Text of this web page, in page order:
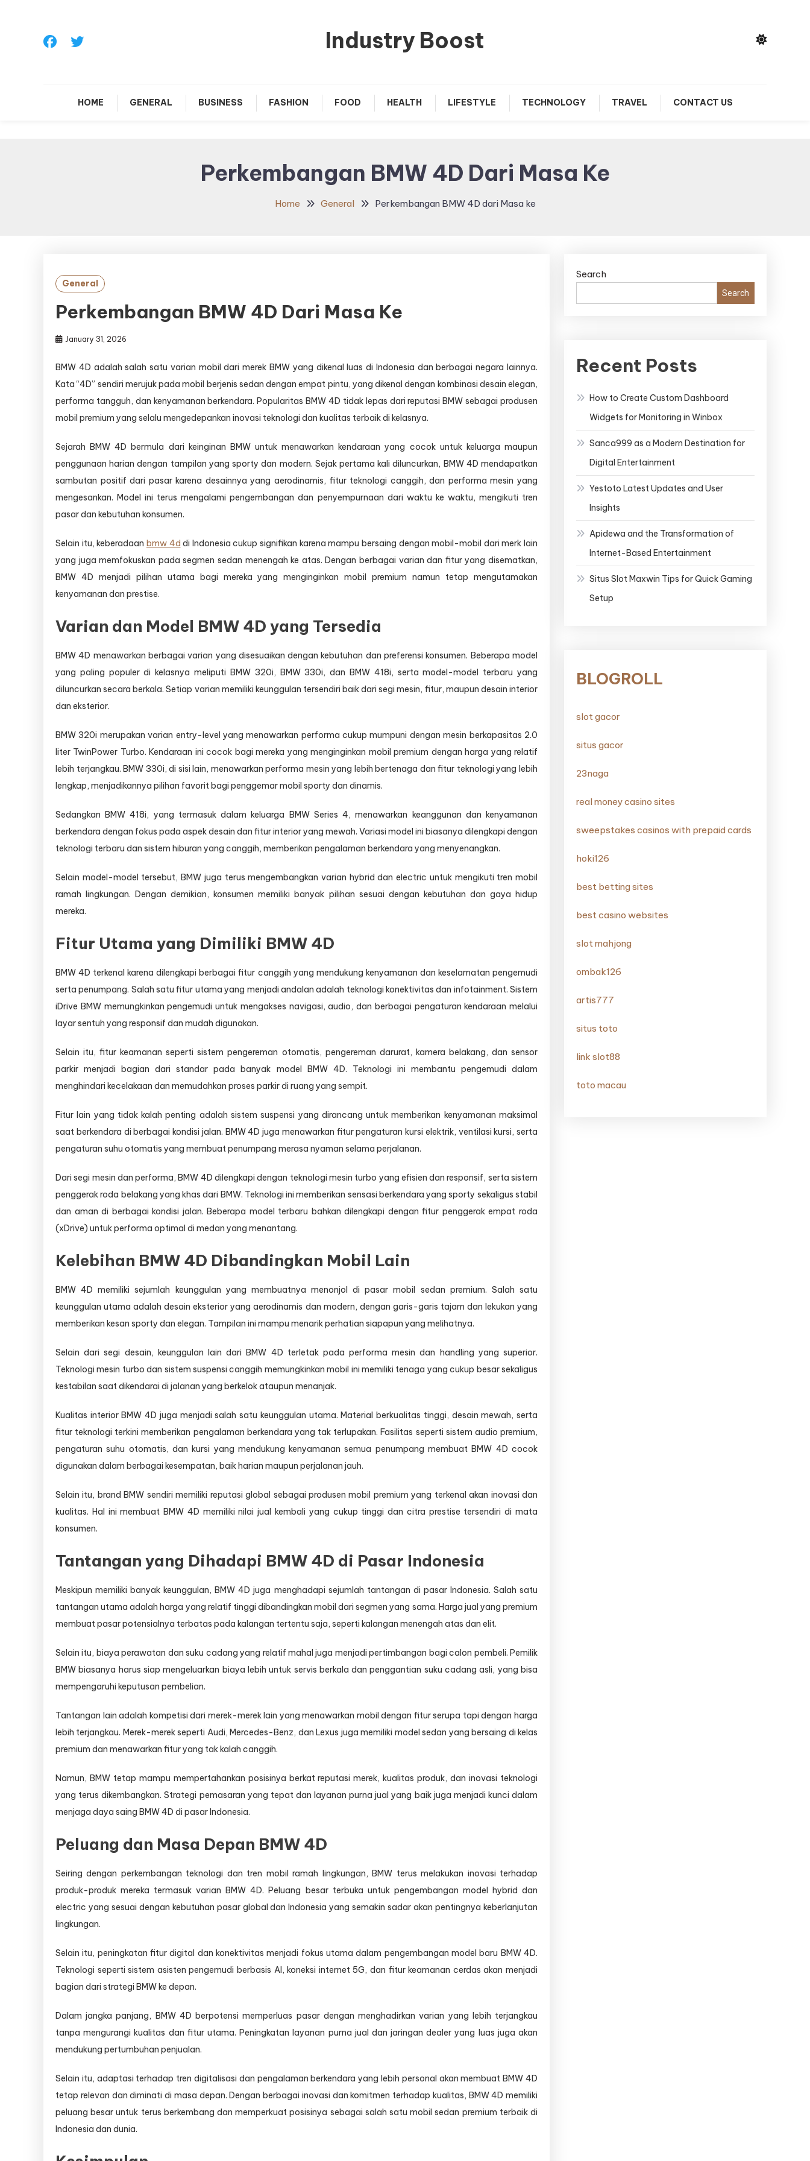
Industry Boost
HOME GENERAL BUSINESS FASHION FOOD HEALTH LIFESTYLE TECHNOLOGY TRAVEL CONTACT US
Perkembangan BMW 4D Dari Masa Ke
Home General Perkembangan BMW 4D dari Masa ke
General
Perkembangan BMW 4D Dari Masa Ke
January 31, 2026
BMW 4D adalah salah satu varian mobil dari merek BMW yang dikenal luas di Indonesia dan berbagai negara lainnya.
Kata “4D” sendiri merujuk pada mobil berjenis sedan dengan empat pintu, yang dikenal dengan kombinasi desain elegan,
performa tangguh, dan kenyamanan berkendara. Popularitas BMW 4D tidak lepas dari reputasi BMW sebagai produsen
mobil premium yang selalu mengedepankan inovasi teknologi dan kualitas terbaik di kelasnya.
Sejarah BMW 4D bermula dari keinginan BMW untuk menawarkan kendaraan yang cocok untuk keluarga maupun
penggunaan harian dengan tampilan yang sporty dan modern. Sejak pertama kali diluncurkan, BMW 4D mendapatkan
sambutan positif dari pasar karena desainnya yang aerodinamis, fitur teknologi canggih, dan performa mesin yang
mengesankan. Model ini terus mengalami pengembangan dan penyempurnaan dari waktu ke waktu, mengikuti tren
pasar dan kebutuhan konsumen.
Selain itu, keberadaan bmw 4d di Indonesia cukup signifikan karena mampu bersaing dengan mobil-mobil dari merk lain
yang juga memfokuskan pada segmen sedan menengah ke atas. Dengan berbagai varian dan fitur yang disematkan,
BMW 4D menjadi pilihan utama bagi mereka yang menginginkan mobil premium namun tetap mengutamakan
kenyamanan dan prestise.
Varian dan Model BMW 4D yang Tersedia
BMW 4D menawarkan berbagai varian yang disesuaikan dengan kebutuhan dan preferensi konsumen. Beberapa model
yang paling populer di kelasnya meliputi BMW 320i, BMW 330i, dan BMW 418i, serta model-model terbaru yang
diluncurkan secara berkala. Setiap varian memiliki keunggulan tersendiri baik dari segi mesin, fitur, maupun desain interior
dan eksterior.
BMW 320i merupakan varian entry-level yang menawarkan performa cukup mumpuni dengan mesin berkapasitas 2.0
liter TwinPower Turbo. Kendaraan ini cocok bagi mereka yang menginginkan mobil premium dengan harga yang relatif
lebih terjangkau. BMW 330i, di sisi lain, menawarkan performa mesin yang lebih bertenaga dan fitur teknologi yang lebih
lengkap, menjadikannya pilihan favorit bagi penggemar mobil sporty dan dinamis.
Sedangkan BMW 418i, yang termasuk dalam keluarga BMW Series 4, menawarkan keanggunan dan kenyamanan
berkendara dengan fokus pada aspek desain dan fitur interior yang mewah. Variasi model ini biasanya dilengkapi dengan
teknologi terbaru dan sistem hiburan yang canggih, memberikan pengalaman berkendara yang menyenangkan.
Selain model-model tersebut, BMW juga terus mengembangkan varian hybrid dan electric untuk mengikuti tren mobil
ramah lingkungan. Dengan demikian, konsumen memiliki banyak pilihan sesuai dengan kebutuhan dan gaya hidup
mereka.
Fitur Utama yang Dimiliki BMW 4D
BMW 4D terkenal karena dilengkapi berbagai fitur canggih yang mendukung kenyamanan dan keselamatan pengemudi
serta penumpang. Salah satu fitur utama yang menjadi andalan adalah teknologi konektivitas dan infotainment. Sistem
iDrive BMW memungkinkan pengemudi untuk mengakses navigasi, audio, dan berbagai pengaturan kendaraan melalui
layar sentuh yang responsif dan mudah digunakan.
Selain itu, fitur keamanan seperti sistem pengereman otomatis, pengereman darurat, kamera belakang, dan sensor
parkir menjadi bagian dari standar pada banyak model BMW 4D. Teknologi ini membantu pengemudi dalam
menghindari kecelakaan dan memudahkan proses parkir di ruang yang sempit.
Fitur lain yang tidak kalah penting adalah sistem suspensi yang dirancang untuk memberikan kenyamanan maksimal
saat berkendara di berbagai kondisi jalan. BMW 4D juga menawarkan fitur pengaturan kursi elektrik, ventilasi kursi, serta
pengaturan suhu otomatis yang membuat penumpang merasa nyaman selama perjalanan.
Dari segi mesin dan performa, BMW 4D dilengkapi dengan teknologi mesin turbo yang efisien dan responsif, serta sistem
penggerak roda belakang yang khas dari BMW. Teknologi ini memberikan sensasi berkendara yang sporty sekaligus stabil
dan aman di berbagai kondisi jalan. Beberapa model terbaru bahkan dilengkapi dengan fitur penggerak empat roda
(xDrive) untuk performa optimal di medan yang menantang.
Kelebihan BMW 4D Dibandingkan Mobil Lain
BMW 4D memiliki sejumlah keunggulan yang membuatnya menonjol di pasar mobil sedan premium. Salah satu
keunggulan utama adalah desain eksterior yang aerodinamis dan modern, dengan garis-garis tajam dan lekukan yang
memberikan kesan sporty dan elegan. Tampilan ini mampu menarik perhatian siapapun yang melihatnya.
Selain dari segi desain, keunggulan lain dari BMW 4D terletak pada performa mesin dan handling yang superior.
Teknologi mesin turbo dan sistem suspensi canggih memungkinkan mobil ini memiliki tenaga yang cukup besar sekaligus
kestabilan saat dikendarai di jalanan yang berkelok ataupun menanjak.
Kualitas interior BMW 4D juga menjadi salah satu keunggulan utama. Material berkualitas tinggi, desain mewah, serta
fitur teknologi terkini memberikan pengalaman berkendara yang tak terlupakan. Fasilitas seperti sistem audio premium,
pengaturan suhu otomatis, dan kursi yang mendukung kenyamanan semua penumpang membuat BMW 4D cocok
digunakan dalam berbagai kesempatan, baik harian maupun perjalanan jauh.
Selain itu, brand BMW sendiri memiliki reputasi global sebagai produsen mobil premium yang terkenal akan inovasi dan
kualitas. Hal ini membuat BMW 4D memiliki nilai jual kembali yang cukup tinggi dan citra prestise tersendiri di mata
konsumen.
Tantangan yang Dihadapi BMW 4D di Pasar Indonesia
Meskipun memiliki banyak keunggulan, BMW 4D juga menghadapi sejumlah tantangan di pasar Indonesia. Salah satu
tantangan utama adalah harga yang relatif tinggi dibandingkan mobil dari segmen yang sama. Harga jual yang premium
membuat pasar potensialnya terbatas pada kalangan tertentu saja, seperti kalangan menengah atas dan elit.
Selain itu, biaya perawatan dan suku cadang yang relatif mahal juga menjadi pertimbangan bagi calon pembeli. Pemilik
BMW biasanya harus siap mengeluarkan biaya lebih untuk servis berkala dan penggantian suku cadang asli, yang bisa
mempengaruhi keputusan pembelian.
Tantangan lain adalah kompetisi dari merek-merek lain yang menawarkan mobil dengan fitur serupa tapi dengan harga
lebih terjangkau. Merek-merek seperti Audi, Mercedes-Benz, dan Lexus juga memiliki model sedan yang bersaing di kelas
premium dan menawarkan fitur yang tak kalah canggih.
Namun, BMW tetap mampu mempertahankan posisinya berkat reputasi merek, kualitas produk, dan inovasi teknologi
yang terus dikembangkan. Strategi pemasaran yang tepat dan layanan purna jual yang baik juga menjadi kunci dalam
menjaga daya saing BMW 4D di pasar Indonesia.
Peluang dan Masa Depan BMW 4D
Seiring dengan perkembangan teknologi dan tren mobil ramah lingkungan, BMW terus melakukan inovasi terhadap
produk-produk mereka termasuk varian BMW 4D. Peluang besar terbuka untuk pengembangan model hybrid dan
electric yang sesuai dengan kebutuhan pasar global dan Indonesia yang semakin sadar akan pentingnya keberlanjutan
lingkungan.
Selain itu, peningkatan fitur digital dan konektivitas menjadi fokus utama dalam pengembangan model baru BMW 4D.
Teknologi seperti sistem asisten pengemudi berbasis AI, koneksi internet 5G, dan fitur keamanan cerdas akan menjadi
bagian dari strategi BMW ke depan.
Dalam jangka panjang, BMW 4D berpotensi memperluas pasar dengan menghadirkan varian yang lebih terjangkau
tanpa mengurangi kualitas dan fitur utama. Peningkatan layanan purna jual dan jaringan dealer yang luas juga akan
mendukung pertumbuhan penjualan.
Selain itu, adaptasi terhadap tren digitalisasi dan pengalaman berkendara yang lebih personal akan membuat BMW 4D
tetap relevan dan diminati di masa depan. Dengan berbagai inovasi dan komitmen terhadap kualitas, BMW 4D memiliki
peluang besar untuk terus berkembang dan memperkuat posisinya sebagai salah satu mobil sedan premium terbaik di
Indonesia dan dunia.
Search
Search
Recent Posts
How to Create Custom Dashboard
Widgets for Monitoring in Winbox
Sanca999 as a Modern Destination for
Digital Entertainment
Yestoto Latest Updates and User
Insights
Apidewa and the Transformation of
Internet-Based Entertainment
Situs Slot Maxwin Tips for Quick Gaming
Setup
BLOGROLL
slot gacor
situs gacor
23naga
real money casino sites
sweepstakes casinos with prepaid cards
hoki126
best betting sites
best casino websites
slot mahjong
ombak126
artis777
situs toto
link slot88
toto macau